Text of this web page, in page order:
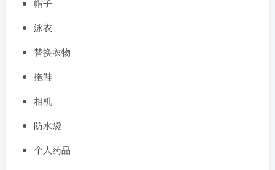
帽子
泳衣
替换衣物
拖鞋
相机
防水袋
个人药品